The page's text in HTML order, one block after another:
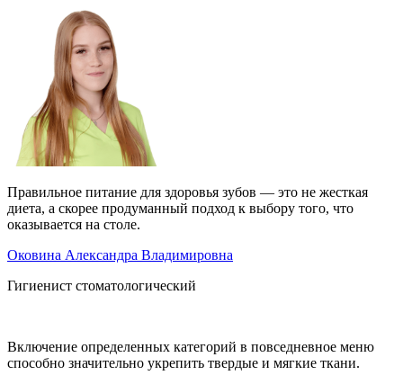
Правильное питание для здоровья зубов — это не жесткая
диета, а скорее продуманный подход к выбору того, что
оказывается на столе.
Оковина Александра Владимировна
Гигиенист стоматологический
Включение определенных категорий в повседневное меню
способно значительно укрепить твердые и мягкие ткани.